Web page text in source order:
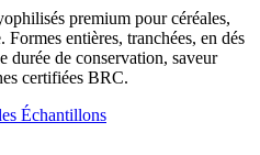
premium pour céréales,
entières, tranchées, en dés
durée de conservation, saveur
certifiées BRC.
Échantillons